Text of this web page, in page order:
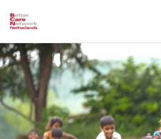
Welkom Over BCNN
Home Nieuws